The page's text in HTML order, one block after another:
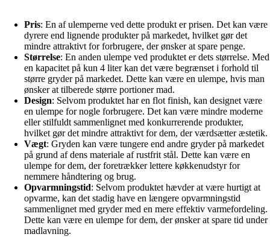
Pris: En af ulemperne ved dette produkt er prisen. Det kan være
dyrere end lignende produkter på markedet, hvilket gør det
mindre attraktivt for forbrugere, der ønsker at spare penge.
Størrelse: En anden ulempe ved produktet er dets størrelse. Med
en kapacitet på kun 4 liter kan det være begrænset i forhold til
større gryder på markedet. Dette kan være en ulempe, hvis man
ønsker at tilberede større portioner mad.
Design: Selvom produktet har en flot finish, kan designet være
en ulempe for nogle forbrugere. Det kan være mindre moderne
eller stilfuldt sammenlignet med konkurrerende produkter,
hvilket gør det mindre attraktivt for dem, der værdsætter æstetik.
Vægt: Gryden kan være tungere end andre gryder på markedet
på grund af dens materiale af rustfrit stål. Dette kan være en
ulempe for dem, der foretrækker lettere køkkenudstyr for
nemmere håndtering og brug.
Opvarmningstid: Selvom produktet hævder at være hurtigt at
opvarme, kan det stadig have en længere opvarmningstid
sammenlignet med gryder med en mere effektiv varmefordeling.
Dette kan være en ulempe for dem, der ønsker at spare tid under
madlavning.